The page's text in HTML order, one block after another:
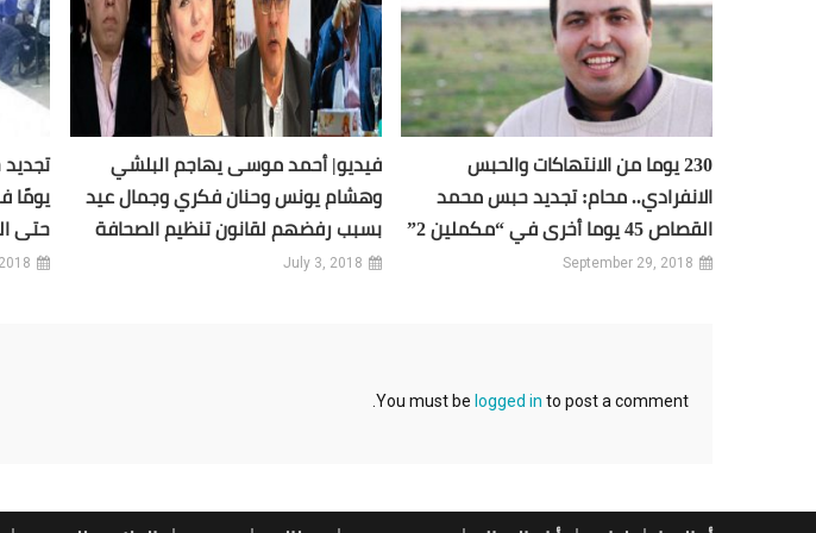
230 يوما من الانتهاكات والحبس
الانفرادي.. محام: تجديد حبس محمد
القصاص 45 يوما أخرى في “مكملين 2”
September 29, 2018
فيديو| أحمد موسى يهاجم البلشي
وهشام يونس وحنان فكري وجمال عيد
بسبب رفضهم لقانون تنظيم الصحافة
July 3, 2018
يومًا
حتى
You must be logged in to post a comment.